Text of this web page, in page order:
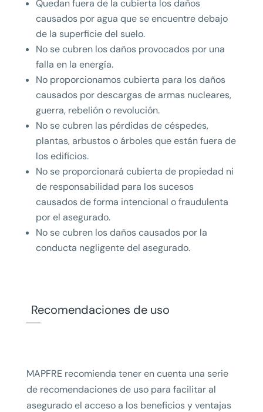
Quedan fuera de la cubierta los daños
causados por agua que se encuentre debajo
de la superficie del suelo.
No se cubren los daños provocados por una
falla en la energía.
No proporcionamos cubierta para los daños
causados por descargas de armas nucleares,
guerra, rebelión o revolución.
No se cubren las pérdidas de céspedes,
plantas, arbustos o árboles que están fuera de
los edificios.
No se proporcionará cubierta de propiedad ni
de responsabilidad para los sucesos
causados de forma intencional o fraudulenta
por el asegurado.
No se cubren los daños causados por la
conducta negligente del asegurado.
Recomendaciones de uso
MAPFRE recomienda tener en cuenta una serie
de recomendaciones de uso para facilitar al
asegurado el acceso a los beneficios y ventajas